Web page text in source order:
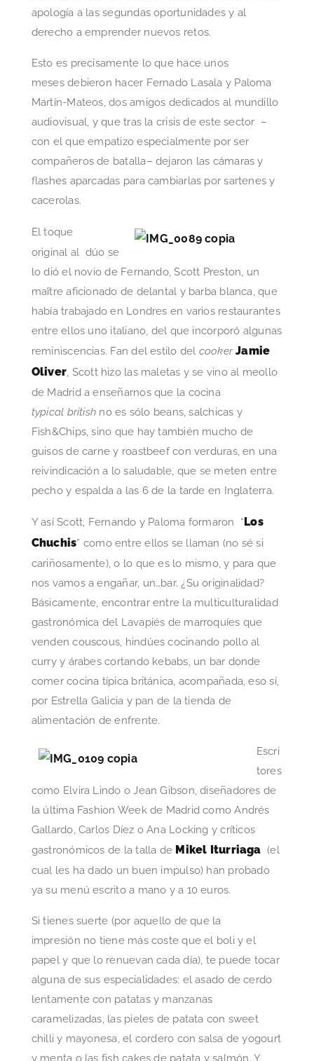
apología a las segundas oportunidades y al
derecho a emprender nuevos retos.
Esto es precisamente lo que hace unos
meses debieron hacer Fernado Lasala y Paloma
Martín-Mateos, dos amigos dedicados al mundillo
audiovisual, y que tras la crisis de este sector –
con el que empatizo especialmente por ser
compañeros de batalla– dejaron las cámaras y
flashes aparcadas para cambiarlas por sartenes y
cacerolas.
El toque
original al dúo se
lo dió el novio de Fernando, Scott Preston, un
maître aficionado de delantal y barba blanca, que
había trabajado en Londres en varios restaurantes
entre ellos uno italiano, del que incorporó algunas
reminiscencias. Fan del estilo del cookerJamie
Oliver, Scott hizo las maletas y se vino al meollo
de Madrid a enseñarnos que la cocina
typical british no es sólo beans, salchicas y
Fish&Chips, sino que hay también mucho de
guisos de carne y roastbeef con verduras, en una
reivindicación a lo saludable, que se meten entre
pecho y espalda a las 6 de la tarde en Inglaterra.
Y así Scott, Fernando y Paloma formaron “Los
Chuchis” como entre ellos se llaman (no sé si
cariñosamente), o lo que es lo mismo, y para que
nos vamos a engañar, un…bar. ¿Su originalidad?
Básicamente, encontrar entre la multiculturalidad
gastronómica del Lavapiés de marroquíes que
venden couscous, hindúes cocinando pollo al
curry y árabes cortando kebabs, un bar donde
comer cocina típica británica, acompañada, eso sí,
por Estrella Galicia y pan de la tienda de
alimentación de enfrente.
Escri
tores
como Elvira Lindo o Jean Gibson, diseñadores de
la última Fashion Week de Madrid como Andrés
Gallardo, Carlos Díez o Ana Locking y críticos
gastronómicos de la talla de Mikel Iturriaga (el
cual les ha dado un buen impulso) han probado
ya su menú escrito a mano y a 10 euros.
Si tienes suerte (por aquello de que la
impresión no tiene más coste que el boli y el
papel y que lo renuevan cada día), te puede tocar
alguna de sus especialidades: el asado de cerdo
lentamente con patatas y manzanas
caramelizadas, las pieles de patata con sweet
chilli y mayonesa, el cordero con salsa de yogourt
y menta o las fish cakes de patata y salmón. Y